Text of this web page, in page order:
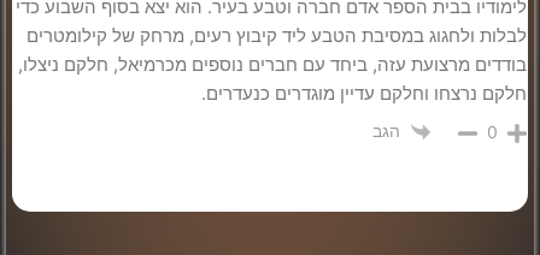
לימודיו בבית הספר אדם חברה וטבע בעיר. הוא יצא בסוף השבוע כדי
לבלות ולחגוג במסיבת הטבע ליד קיבוץ רעים, מרחק של קילומטרים
בודדים מרצועת עזה, ביחד עם חברים נוספים מכרמיאל, חלקם ניצלו,
חלקם נרצחו וחלקם עדיין מוגדרים כנעדרים.
0 הגב